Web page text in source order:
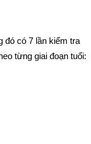
đó có 7 lần kiểm tra
từng giai đoạn tuổi: